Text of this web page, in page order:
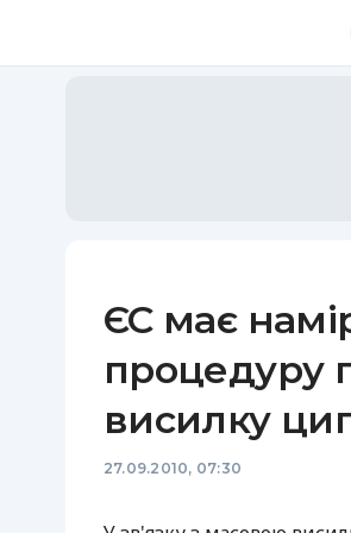
ЄС має
процедуру
висилку
27.09.2010, 07:30